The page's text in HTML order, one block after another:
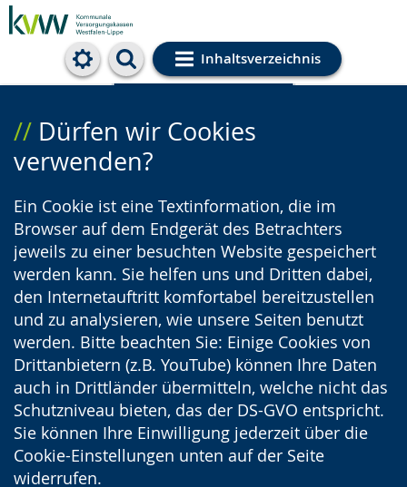
Inhaltsverzeichnis
Cookie-Einstellungen
Dürfen wir Cookies
verwenden?
Ein Cookie ist eine Textinformation, die im
Browser auf dem Endgerät des Betrachters
jeweils zu einer besuchten Website gespeichert
werden kann. Sie helfen uns und Dritten dabei,
den Internetauftritt komfortabel bereitzustellen
und zu analysieren, wie unsere Seiten benutzt
werden. Bitte beachten Sie: Einige Cookies von
Drittanbietern (z.B. YouTube) können Ihre Daten
auch in Drittländer übermitteln, welche nicht das
Schutzniveau bieten, das der DS-GVO entspricht.
Sie können Ihre Einwilligung jederzeit über die
Cookie-Einstellungen unten auf der Seite
widerrufen.